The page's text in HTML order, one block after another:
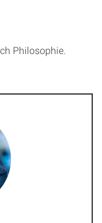
Philosophie.